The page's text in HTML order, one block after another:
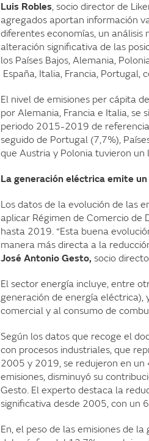
Luis Robles, socio director de
agregados aportan información
diferentes economías, un
alteración significativa de las
los Países Bajos, Alemania,
España, Italia, Francia, Portugal,
El nivel de emisiones per cápita
por Alemania, Francia e Italia, se
periodo 2015-2019 de
seguido de Portugal (7,7%),
que Austria y Polonia tuvieron
La generación eléctrica emite
Los datos de la evolución de las
aplicar Régimen de Comercio de
hasta 2019. “Esta buena
manera más directa a la
José Antonio Gesto, socio
El sector energía incluye, entre
generación de energía eléctrica),
comercial y al consumo de
Según los datos que recoge el
con procesos industriales, que
2005 y 2019, se redujeron en un
emisiones, disminuyó su
Gesto. El experto destaca la
significativa desde 2005, con un
En, el peso de las emisiones de